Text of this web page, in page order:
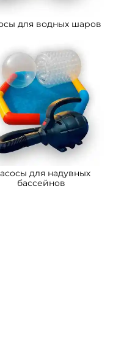
для водных шаров
для надувных
бассейнов